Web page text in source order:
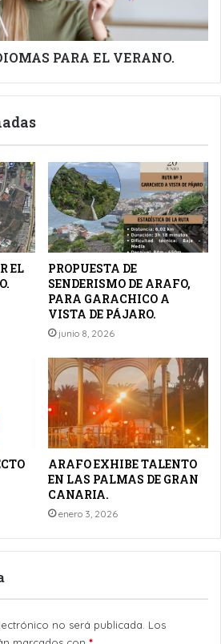
PARA EL VERANO.
EL
PROPUESTA DE
SENDERISMO DE ARAFO,
PARA GARACHICO A
VISTA DE PÁJARO.
junio 8, 2026
ARAFO EXHIBE TALENTO
EN LAS PALMAS DE GRAN
CANARIA.
enero 3, 2026
no será publicada. Los